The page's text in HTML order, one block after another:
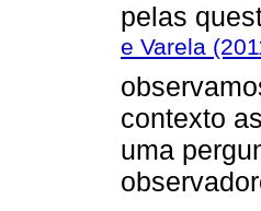
pelas
e Varela
contexto
uma